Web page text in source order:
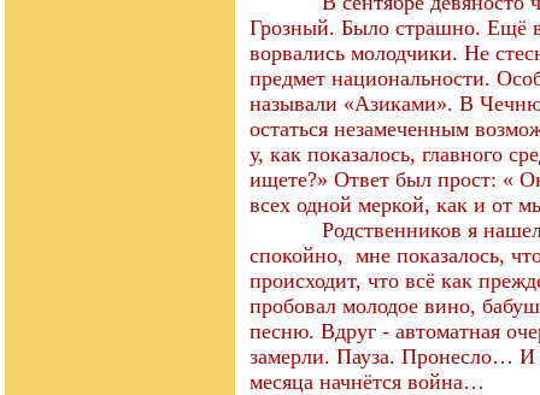
Грозный. Было страшно. Ещё в
ворвались молодчики. Не
предмет национальности.
называли «Азиками». В
остаться незамеченным
у, как показалось, главного
ищете?» Ответ был прост: «
всех одной меркой, как и от
Родственников я нашел
спокойно, мне показалось,
происходит, что всё как
пробовал молодое вино,
песню. Вдруг - автоматная
замерли. Пауза. Пронесло… И
месяца начнётся война…